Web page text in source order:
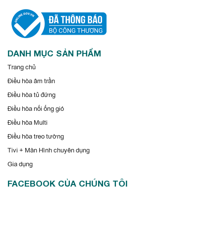
DANH MỤC SẢN PHẨM
Trang chủ
Điều hòa âm trần
Điều hòa tủ đứng
Điều hòa nối ống gió
Điều hòa Multi
Điều hòa treo tường
Tivi + Màn Hình chuyên dụng
Gia dụng
FACEBOOK CỦA CHÚNG TÔI